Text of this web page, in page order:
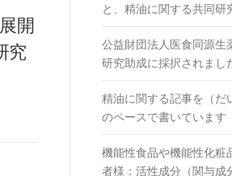
開
究
と、精油に関する共同研
公益財団法人医食同源生
研究助成に採択されまし
精油に関する記事を（だ
のペースで書いています
機能性食品や機能性化粧
者様：活性成分（関与成